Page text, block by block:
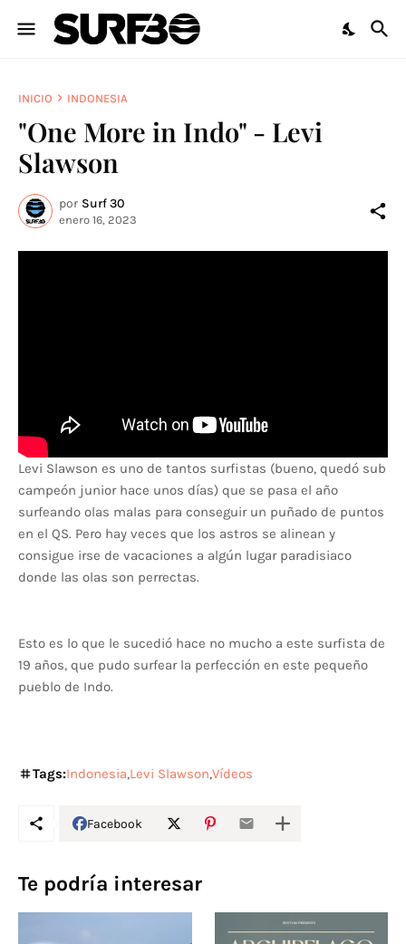
INICIO INDONESIA
"One More in Indo" - Levi
Slawson
por Surf 30
enero 16, 2023
Levi Slawson es uno de tantos surfistas (bueno, quedó sub
campeón junior hace unos días) que se pasa el año
surfeando olas malas para conseguir un puñado de puntos
en el QS. Pero hay veces que los astros se alinean y
consigue irse de vacaciones a algún lugar paradisiaco
donde las olas son perrectas.
Esto es lo que le sucedió hace no mucho a este surfista de
19 años, que pudo surfear la perfección en este pequeño
pueblo de Indo.
Tags:Indonesia Levi Slawson Vídeos
Facebook
Te podría interesar